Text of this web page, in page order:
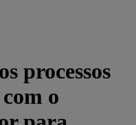
processos
o